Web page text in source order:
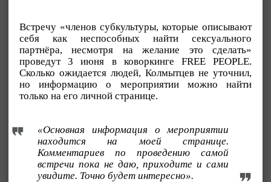
Встречу «членов субкультуры, которые описывают
себя как неспособных найти сексуального
партнёра, несмотря на желание это сделать»
проведут 3 июня в коворкинге FREE PEOPLE.
Сколько ожидается людей, Колмытцев не уточнил,
но информацию о мероприятии можно найти
только на его личной странице.
«Основная информация о мероприятии
находится на моей странице.
Комментариев по проведению самой
встречи пока не даю, приходите и сами
увидите. Точно будет интересно».